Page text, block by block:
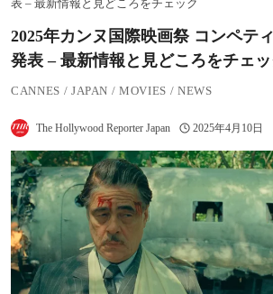
表 – 最新情報と見どころをチェック
2025年カンヌ国際映画祭 コンペテ
発表 – 最新情報と見どころをチェッ
CANNES / JAPAN /MOVIES / NEWS
The Hollywood Reporter Japan 2025年4月10日